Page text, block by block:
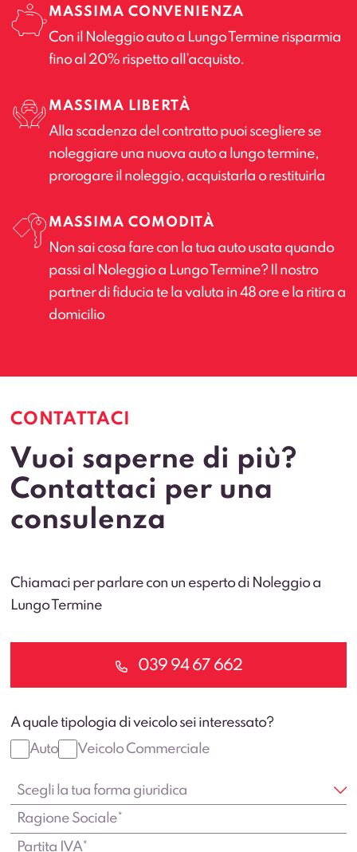
MASSIMA CONVENIENZA
Con il Noleggio auto a Lungo Termine risparmia
fino al 20% rispetto all’acquisto.
MASSIMA LIBERTÀ
Alla scadenza del contratto puoi scegliere se
noleggiare una nuova auto a lungo termine,
prorogare il noleggio, acquistarla o restituirla
MASSIMA COMODITÀ
Non sai cosa fare con la tua auto usata quando
passi al Noleggio a Lungo Termine? Il nostro
partner di fiducia te la valuta in 48 ore e la ritira a
domicilio
CONTATTACI
Vuoi saperne di più?
Contattaci per una
consulenza
Chiamaci per parlare con un esperto di Noleggio a
Lungo Termine
039 94 67 662
A quale tipologia di veicolo sei interessato?
Auto
Veicolo Commerciale